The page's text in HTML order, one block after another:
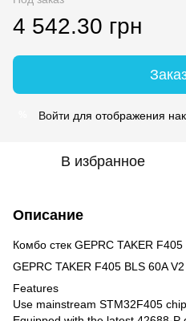
4 542.30 грн
Войти для отображения
В избранное
Описание
Комбо стек GEPRC TAKER F405
GEPRC TAKER F405 BLS 60A
Features
Use mainstream STM32F405 chip